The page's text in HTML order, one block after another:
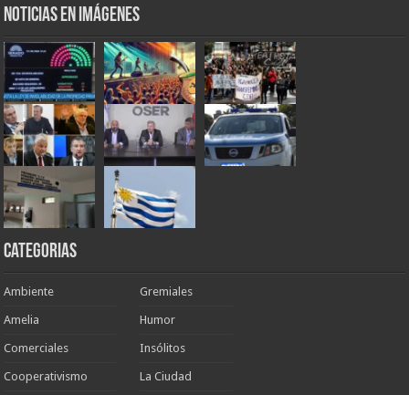
Noticias en Imágenes
Categorias
Ambiente
Amelia
Comerciales
Cooperativismo
Gremiales
Humor
Insólitos
La Ciudad